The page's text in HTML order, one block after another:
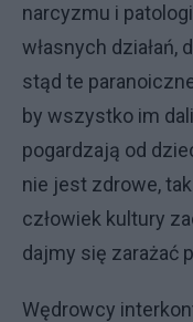
narcyzmu i
własnych działań,
stąd te
by wszystko im
pogardzają od
nie jest zdrowe,
człowiek kultury
dajmy się zarażać
Wędrowcy